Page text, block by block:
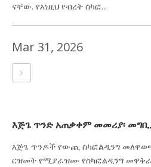
ናቸው. የእነዚህ የብረት ስካፎ...
Mar 31, 2026
እጅጌ ጥንዶች የውጪ ስካፎልዲንግ
ርዝመት የሚያራዝሙ የስካፎልዲንግ